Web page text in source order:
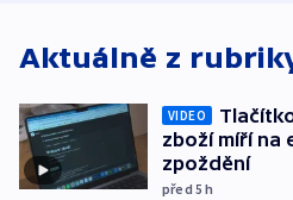
Aktuálně z
VIDEO
zboží míří na
zpoždění
před 5h